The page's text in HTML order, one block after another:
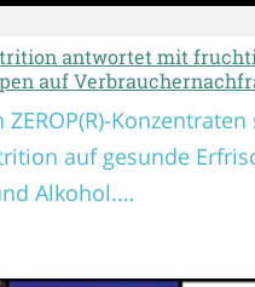
antwortet mit
auf
Konzentraten
auf gesunde
Alkohol.…